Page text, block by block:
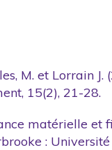
M. et Lorrain
15(2), 21-28.
matérielle et
: